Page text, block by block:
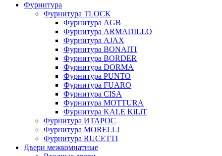
Фурнитура
Фурнитура TLOCK
Фурнитура AGB
Фурнитура ARMADILLO
Фурнитура AJAX
Фурнитура BONAITI
Фурнитура BORDER
Фурнитура DORMA
Фурнитура PUNTO
Фурнитура FUARO
Фурнитура CISA
Фурнитура MOTTURA
Фурнитура KALE KiLiT
Фурнитура ИТАРОС
Фурнитура MORELLI
Фурнитура RUCETTI
Двери межкомнатные